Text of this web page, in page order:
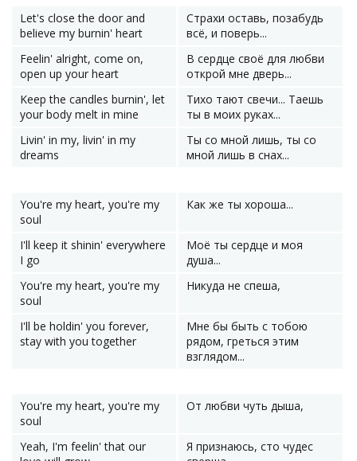
Let's close the door and
believe my burnin' heart
Страхи оставь, позабудь
всё, и поверь...
Feelin' alright, come on,
open up your heart
В сердце своё для любви
открой мне дверь...
Keep the candles burnin', let
your body melt in mine
Тихо тают свечи... Таешь
ты в моих руках...
Livin' in my, livin' in my
dreams
Ты со мной лишь, ты со
мной лишь в снах...
You're my heart, you're my
soul
Как же ты хороша...
I'll keep it shinin' everywhere
I go
Моё ты сердце и моя
душа...
You're my heart, you're my
soul
Никуда не спеша,
I'll be holdin' you forever,
stay with you together
Мне бы быть с тобою
рядом, греться этим
взглядом...
You're my heart, you're my
soul
От любви чуть дыша,
Yeah, I'm feelin' that our
Я признаюсь, сто чудес